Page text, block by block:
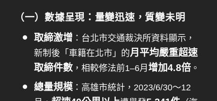
（一）數據呈現：量變迅速，質變未明
取締激增 ：台北市交通裁決所資料顯示，
新制後「車籍在北市」的月平均嚴重超速
取締件數 ，相較修法前1–6月 增加4.8倍 。
總量規模 ：高雄市統計，2023/6/30～12